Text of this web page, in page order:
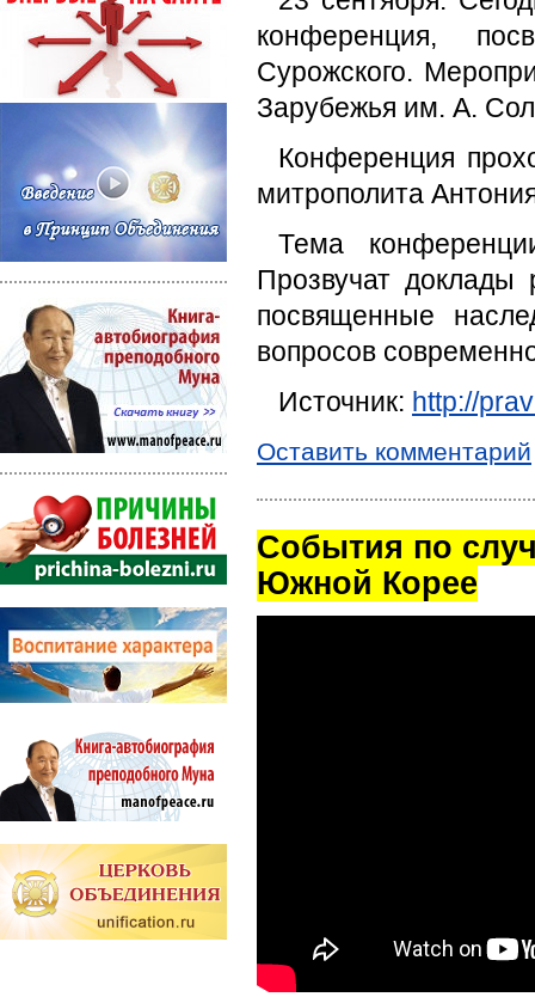
конференция,
Сурожского.
Зарубежья им. А.
Конференция
митрополита
Тема
Прозвучат доклады
посвященные
вопросов
Источник: http://
Оставить комментарий
Cобытия по
Южной Корее